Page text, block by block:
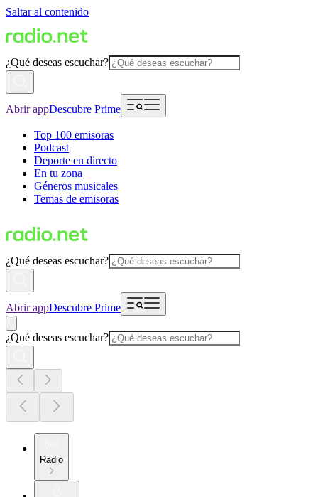
Saltar al contenido
¿Qué deseas escuchar?
Abrir appDescubre Prime
Top 100 emisoras
Podcast
Deporte en directo
En tu zona
Géneros musicales
Temas de emisoras
¿Qué deseas escuchar?
Abrir appDescubre Prime
¿Qué deseas escuchar?
Radio